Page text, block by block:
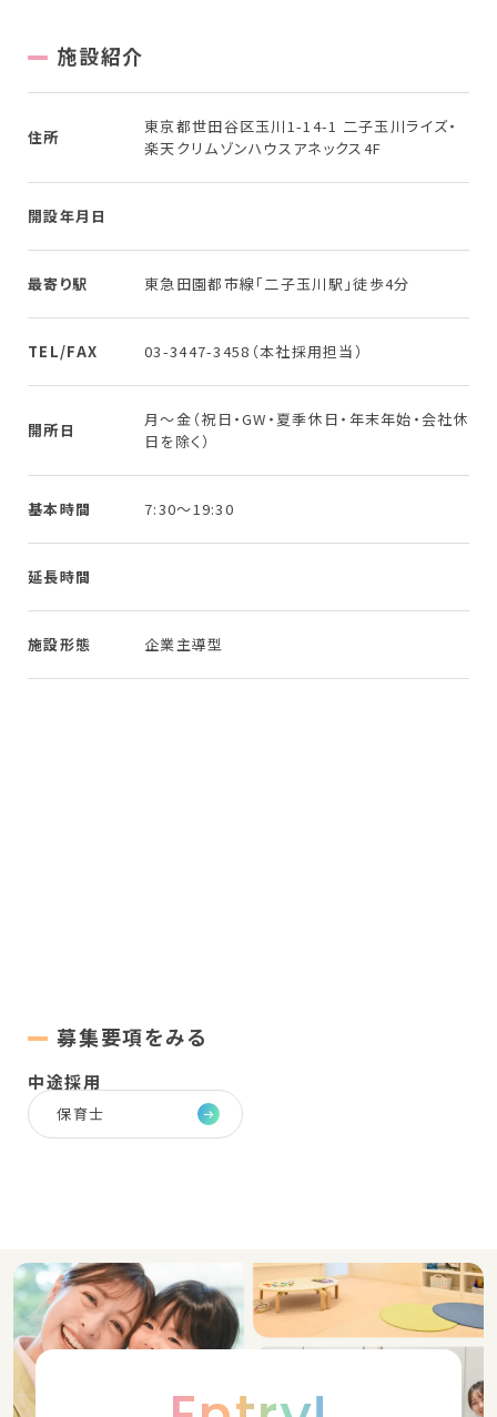
施設紹介
住所
東京都世田谷区玉川1-14-1 二子玉川ライズ・
楽天クリムゾンハウスアネックス4F
開設年月日
最寄り駅 東急田園都市線「二子玉川駅」徒歩4分
TEL/FAX 03-3447-3458（本社採用担当）
開所日
月〜金（祝日・GW・夏季休日・年末年始・会社休
日を除く）
基本時間 7:30〜19:30
延長時間
施設形態 企業主導型
募集要項をみる
中途採用
保育士